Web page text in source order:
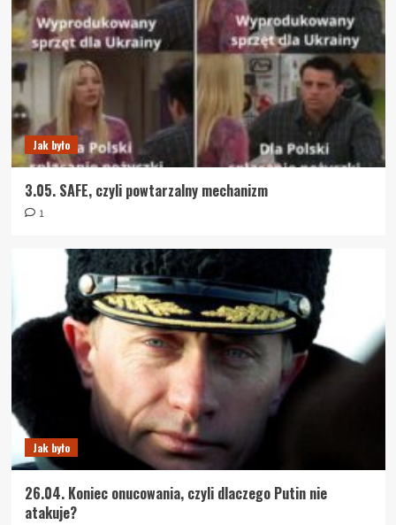
Jak było
3.05. SAFE, czyli powtarzalny mechanizm
1
Jak było
26.04. Koniec onucowania, czyli dlaczego Putin nie
atakuje?